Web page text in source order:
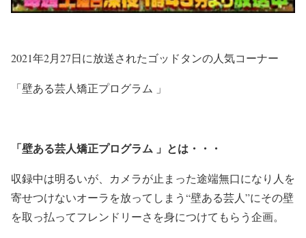
2021年2月27日に放送されたゴッドタンの人気コーナー
「壁ある芸人矯正プログラム 」
「壁ある芸人矯正プログラム 」とは・・・
収録中は明るいが、カメラが止まった途端無口になり人を
寄せつけないオーラを放ってしまう“壁ある芸人”にその壁
を取っ払ってフレンドリーさを身につけてもらう企画。